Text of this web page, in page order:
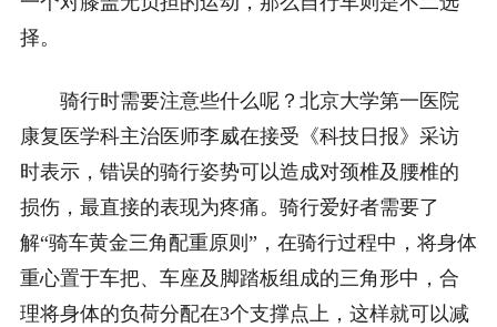
择。
骑行时需要注意些什么呢？北京大学第一医院
康复医学科主治医师李威在接受《科技日报》采访
时表示，错误的骑行姿势可以造成对颈椎及腰椎的
损伤，最直接的表现为疼痛。骑行爱好者需要了
解“骑车黄金三角配重原则”，在骑行过程中，将身体
重心置于车把、车座及脚踏板组成的三角形中，合
理将身体的负荷分配在3个支撑点上，这样就可以减